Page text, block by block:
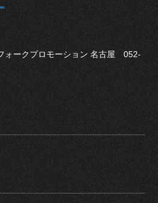
ォークプロモーション 名古屋 052-